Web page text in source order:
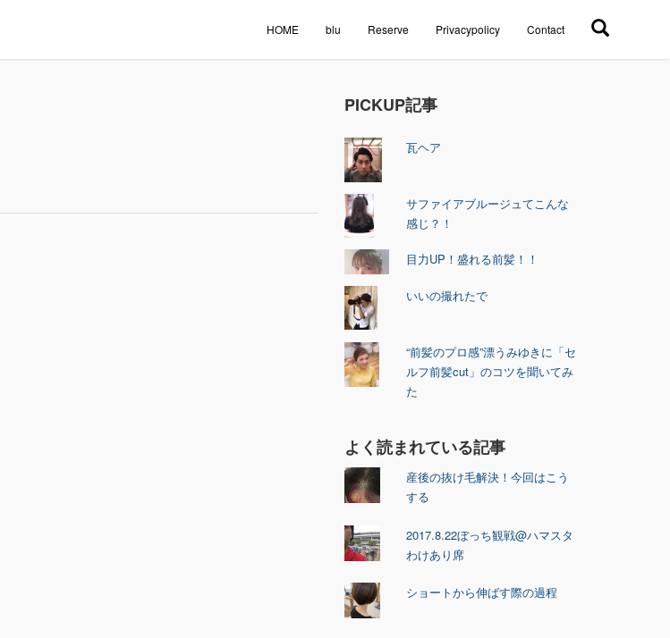
HOME blu Reserve Privacypolicy Contact
PICKUP記事
瓦ヘア
サファイアブルージュてこんな
感じ？！
目力UP！盛れる前髪！！
いいの撮れたで
“前髪のプロ感”漂うみゆきに「セ
ルフ前髪cut」のコツを聞いてみ
た
よく読まれている記事
産後の抜け毛解決！今回はこう
する
2017.8.22ぼっち観戦@ハマスタ
わけあり席
ショートから伸ばす際の過程